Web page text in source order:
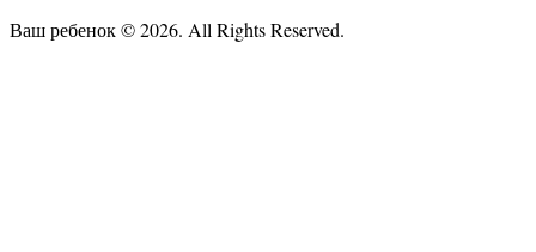
Ваш ребенок © 2026. All Rights Reserved.